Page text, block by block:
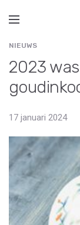
NIEUWS
2023
17 januari 2024